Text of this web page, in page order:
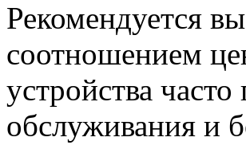
Рекомендуется
соотношением
устройства
обслуживания и